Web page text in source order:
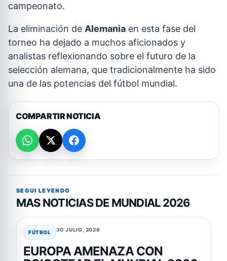
campeonato.
La eliminación de Alemania en esta fase del
torneo ha dejado a muchos aficionados y
analistas reflexionando sobre el futuro de la
selección alemana, que tradicionalmente ha sido
una de las potencias del fútbol mundial.
COMPARTIR NOTICIA
SEGUI LEYENDO
MAS NOTICIAS DE MUNDIAL 2026
FÚTBOL 30 JULIO, 2026
EUROPA AMENAZA CON